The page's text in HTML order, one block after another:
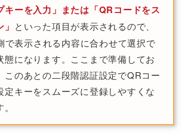
キーを入力」または「QRコードをス
といった項目が表示されるので、
で表示される内容に合わせて選択で
態になります。ここまで準備してお
このあとの二段階認証設定でQRコー
定キーをスムーズに登録しやすくな